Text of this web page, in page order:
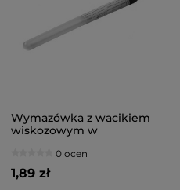
Wymazówka z wacikiem
wiskozowym w
sterylna0 ocen
1,89 zł